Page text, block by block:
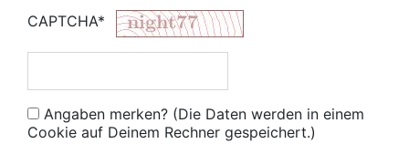
CAPTCHA*
Angaben merken? (Die Daten werden in einem
Cookie auf Deinem Rechner gespeichert.)